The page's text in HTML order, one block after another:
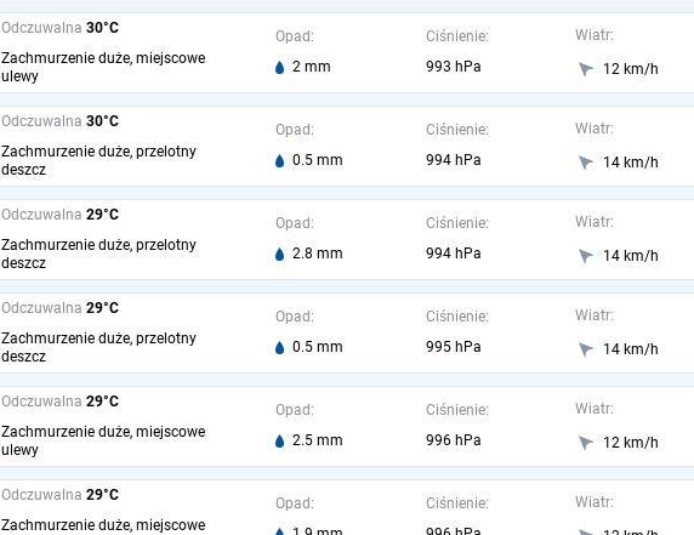
Odczuwalna 30°C
Zachmurzenie duże, miejscowe
ulewy
Opad:
2 mm
Ciśnienie:
993 hPa
Wiatr:
12 km/h
Odczuwalna 30°C
Zachmurzenie duże, przelotny
deszcz
Opad:
0.5 mm
Ciśnienie:
994 hPa
Wiatr:
14 km/h
Odczuwalna 29°C
Zachmurzenie duże, przelotny
deszcz
Opad:
2.8 mm
Ciśnienie:
994 hPa
Wiatr:
14 km/h
Odczuwalna 29°C
Zachmurzenie duże, przelotny
deszcz
Opad:
0.5 mm
Ciśnienie:
995 hPa
Wiatr:
14 km/h
Odczuwalna 29°C
Zachmurzenie duże, miejscowe
ulewy
Opad:
2.5 mm
Ciśnienie:
996 hPa
Wiatr:
12 km/h
Odczuwalna 29°C
Zachmurzenie duże, miejscowe
Opad:
Ciśnienie:
Wiatr: